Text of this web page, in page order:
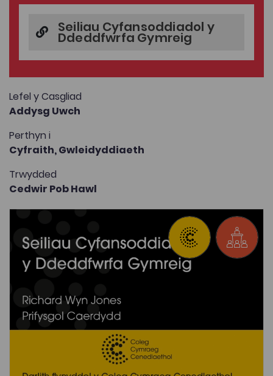
Seiliau Cyfansoddiadol y
Ddeddfwrfa Gymreig
Lefel y Casgliad
Addysg Uwch
Perthyn i
Cyfraith,Gwleidyddiaeth
Trwydded
Cedwir Pob Hawl